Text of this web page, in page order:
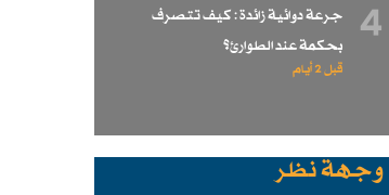
4
جرعة دوائية زائدة : كيف تتصرف
بحكمة عند الطوارئ؟
قبل 2 أيام
وجهة نظر